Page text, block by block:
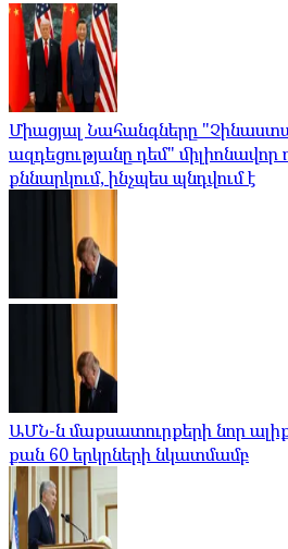
Միացյալ Նահանգները
ազդեցությանը դեմ" միլիոնավոր
քննարկում, ինչպես պնդվում է
ԱՄՆ-ն մաքսատուրքերի նոր
քան 60 երկրների նկատմամբ